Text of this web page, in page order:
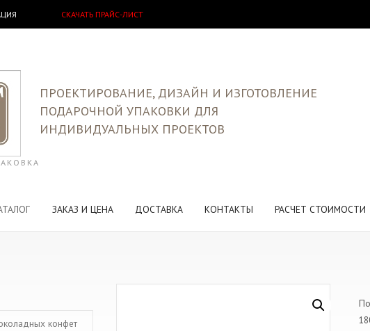
СКАЧАТЬ ПРАЙС-ЛИСТ
ПРОЕКТИРОВАНИЕ, ДИЗАЙН И ИЗГОТОВЛЕНИЕ
ПОДАРОЧНОЙ УПАКОВКИ ДЛЯ
ИНДИВИДУАЛЬНЫХ ПРОЕКТОВ
ЗАКАЗ И ЦЕНА ДОСТАВКА КОНТАКТЫ РАСЧЕТ СТОИМОСТИ
конфет